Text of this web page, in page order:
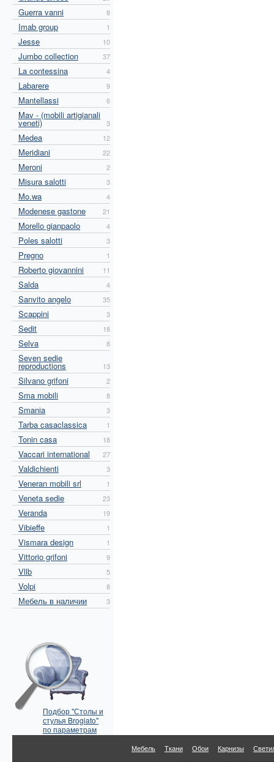
Guerra vanni 8
Imab group 1
Jesse 10
Jumbo collection 37
La contessina 4
Labarere 9
Mantellassi 6
Mav - (mobili artigianali
veneti) 3
Medea 12
Meridiani 22
Meroni 2
Misura salotti 3
Mo.wa 4
Modenese gastone 21
Morello gianpaolo 4
Poles salotti 3
Pregno 1
Roberto giovannini 11
Salda 4
Sanvito angelo 35
Scappini 3
Sedit 18
Selva 8
Seven sedie
reproductions 13
Silvano grifoni 2
Sma mobili 8
Smania 3
Tarba casaclassica 1
Tonin casa 18
Vaccari international 27
Valdichienti 3
Veneran mobili srl 1
Veneta sedie 23
Veranda 19
Vibieffe 1
Vismara design 1
Vittorio grifoni 9
Vllb 5
Volpi 8
Мебель в наличии 3
Подбор "Столы и
стулья Brogiato"
по параметрам
Мебель Ткани Обои Карнизы